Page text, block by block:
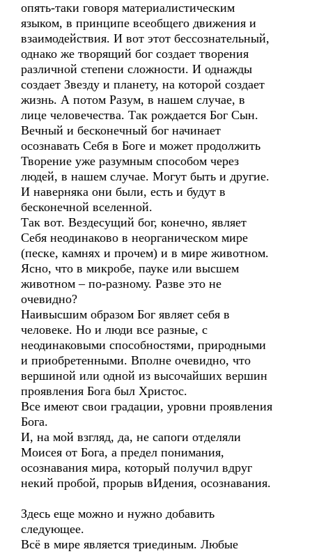
опять-таки говоря материалистическим
языком, в принципе всеобщего движения и
взаимодействия. И вот этот бессознательный,
однако же творящий бог создает творения
различной степени сложности. И однажды
создает Звезду и планету, на которой создает
жизнь. А потом Разум, в нашем случае, в
лице человечества. Так рождается Бог Сын.
Вечный и бесконечный бог начинает
осознавать Себя в Боге и может продолжить
Творение уже разумным способом через
людей, в нашем случае. Могут быть и другие.
И наверняка они были, есть и будут в
бесконечной вселенной.
Так вот. Вездесущий бог, конечно, являет
Себя неодинаково в неорганическом мире
(песке, камнях и прочем) и в мире животном.
Ясно, что в микробе, пауке или высшем
животном – по-разному. Разве это не
очевидно?
Наивысшим образом Бог являет себя в
человеке. Но и люди все разные, с
неодинаковыми способностями, природными
и приобретенными. Вполне очевидно, что
вершиной или одной из высочайших вершин
проявления Бога был Христос.
Все имеют свои градации, уровни проявления
Бога.
И, на мой взгляд, да, не сапоги отделяли
Моисея от Бога, а предел понимания,
осознавания мира, который получил вдруг
некий пробой, прорыв вИдения, осознавания.
Здесь еще можно и нужно добавить
следующее.
Всё в мире является триединым. Любые